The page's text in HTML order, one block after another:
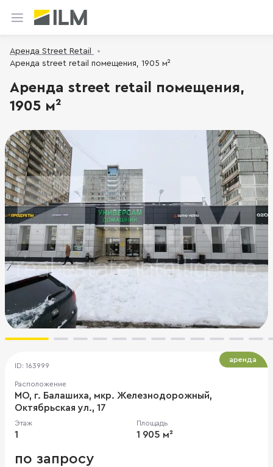
Аренда Street Retail
Аренда street retail помещения, 1905 м²
Аренда street retail помещения,
1905 м²
ID: 163999
Расположение
МО, г. Балашиха, мкр. Железнодорожный,
Октябрьская ул., 17
Этаж
1
Площадь
1 905 м²
по запросу
аренда